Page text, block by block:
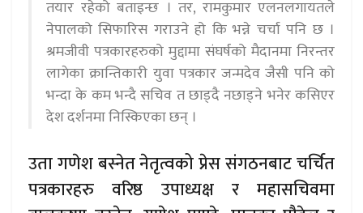
तयार रहेको बताइन्छ । तर, रामकुमार एलनलगायतले
नेपालको सिफारिस गराउने हो कि भन्ने चर्चा पनि छ ।
श्रमजीवी पत्रकारहरुको मुद्दामा संघर्षको मैदानमा निरन्तर
लागेका क्रान्तिकारी युवा पत्रकार जन्मदेव जैसी पनि को
भन्दा के कम भन्दै सचिव त छाड्दै नछाड्ने भनेर कसिएर
देश दर्शनमा निस्किएका छन् ।
उता गणेश बस्नेत नेतृत्वको प्रेस संगठनबाट चर्चित
पत्रकारहरु वरिष्ठ उपाध्यक्ष र महासचिवमा